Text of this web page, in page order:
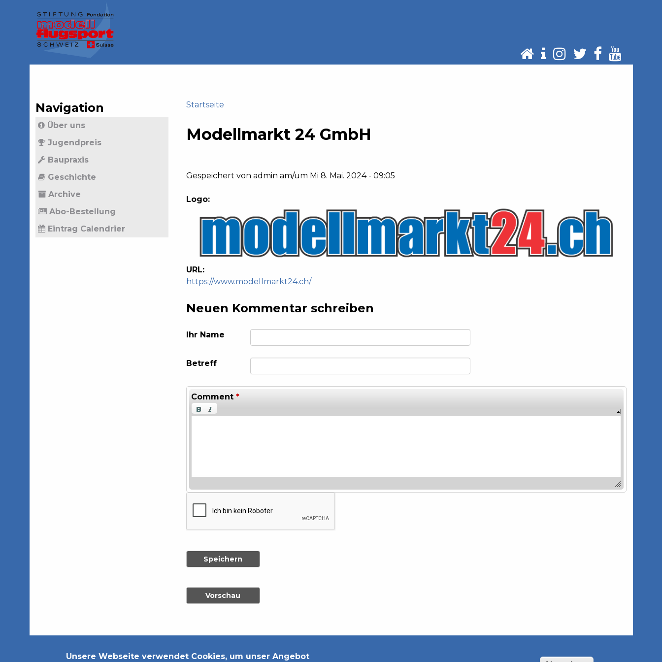
navigation
sind
Startseite
to
top
Modellmarkt 24 GmbH
Gespeichert von admin am/um Mi 8. Mai. 2024 - 09:05
Logo:
URL:
https://www.modellmarkt24.ch/
Neuen Kommentar schreiben
Ihr Name
Betreff
Comment *
Navigation
Über uns
Jugendpreis
Baupraxis
Geschichte
Archive
Abo-Bestellung
Eintrag Calendrier
Datenschutzerklärung Impressum
Unsere Webseite verwendet Cookies, um unser Angebot